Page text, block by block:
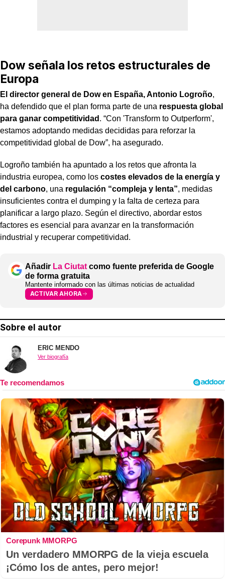
Dow señala los retos estructurales de
Europa
El director general de Dow en España, Antonio Logroño,
ha defendido que el plan forma parte de una respuesta global
para ganar competitividad . “Con 'Transform to Outperform',
estamos adoptando medidas decididas para reforzar la
competitividad global de Dow”, ha asegurado.
Logroño también ha apuntado a los retos que afronta la
industria europea, como los costes elevados de la energía y
del carbono, una regulación “compleja y lenta”, medidas
insuficientes contra el dumping y la falta de certeza para
planificar a largo plazo. Según el directivo, abordar estos
factores es esencial para avanzar en la transformación
industrial y recuperar competitividad.
Añadir La Ciutat como fuente preferida de Google
de forma gratuita
Mantente informado con las últimas noticias de actualidad
ACTIVAR AHORA
Sobre el autor
ERIC MENDO
Ver biografía
Corepunk MMORPG
Un verdadero MMORPG de la vieja escuela
¡Cómo los de antes, pero mejor!